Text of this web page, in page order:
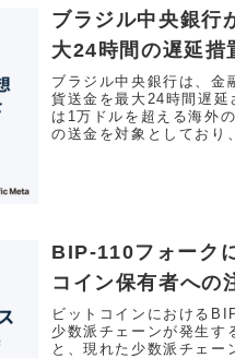
ブラジル中央銀行
大24時間の遅延措
ブラジル中央銀行は、金
貨送金を最大24時間遅延
は1万ドルを超える海外
の送金を対象としており
BIP-110フォーク
コイン保有者への
ビットコインにおける
少数派チェーンが発生す
と、現れた少数派チェー